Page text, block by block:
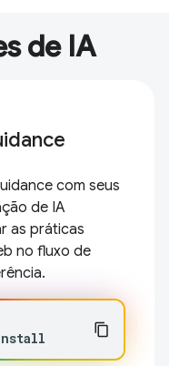
de IA
com seus
de IA
as práticas
no fluxo de